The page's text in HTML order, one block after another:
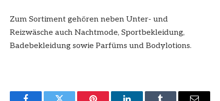
Zum Sortiment gehören neben Unter- und
Reizwäsche auch Nachtmode, Sportbekleidung,
Badebekleidung sowie Parfüms und Bodylotions.